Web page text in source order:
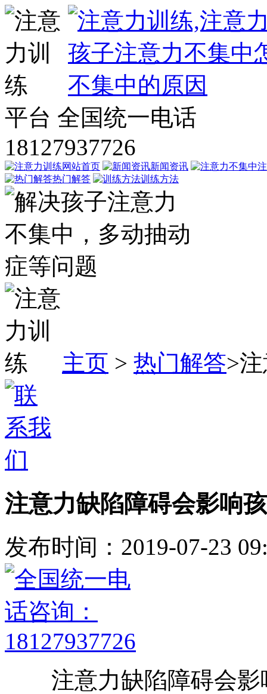
平台 全国统一电话
18127937726
网站首页 新闻资讯
热门解答
训练方法
主页 > 热门解答>
注意力缺陷障碍会影响
发布时间：2019-07-23
注意力缺陷障碍会影